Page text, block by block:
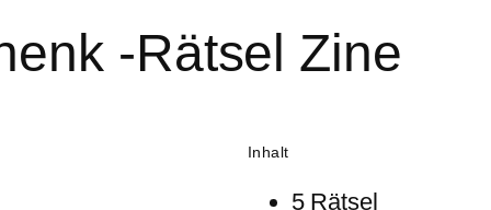
-Rätsel Zine
Inhalt
5 Rätsel